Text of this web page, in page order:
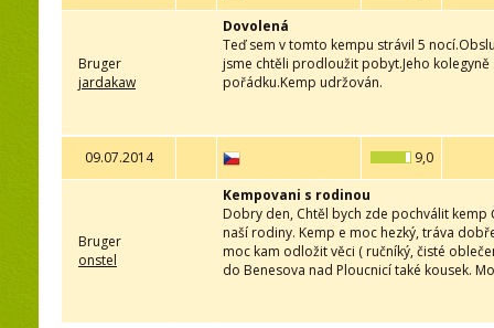
Bruger
jardakaw
Dovolená
Teď sem v tomto kempu strávil 5
jsme chtěli prodloužit pobyt.Jeho
pořádku.Kemp udržován.
09.07.2014 9,0
Bruger
onstel
Kempovani s rodinou
Dobry den, Chtěl bych zde pochválit
naší rodiny. Kemp e moc hezký, tráva
moc kam odložit věci ( ručníký, čisté
do Benesova nad Ploucnicí také kousek.